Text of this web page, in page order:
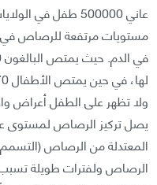
مستويات مرتفعة للرصاص في
لها، في حين يمتص الأطفال 70% من الجرعة.
ولا تظهر على الطفل أعراض
يصل تركيز الرصاص لمستوى
المعتدلة من الرصاص
الرصاص ولفترات طويلة